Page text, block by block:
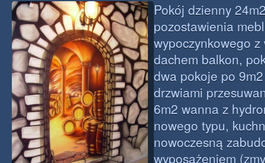
Pokój dzienny
pozostawienia
wypoczynkowego
dachem balkon,
dwa pokoje po
drzwiami
6m2 wanna z
nowego typu,
nowoczesną
wyposażeniem